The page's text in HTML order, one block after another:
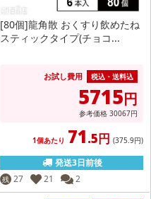
[80個]龍角散 おくすり飲めたね
スティックタイプ(チョコ...
お試し費用 税込・送料込
5715円
参考価格 30067円
1個あたり 71.5円 (375 .9円)
発送3日前後
残 27 21 2